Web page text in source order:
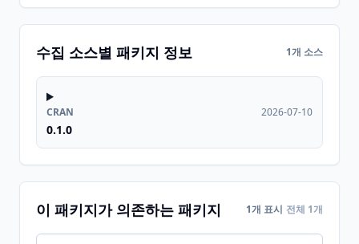
수집 소스별 패키지 정보 1개 소스
CRAN
0.1.0
2026-07-10
이 패키지가 의존하는 패키지 1개 표시 전체 1개